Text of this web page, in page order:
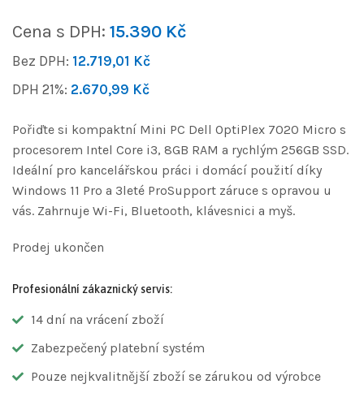
Cena s DPH: 15.390 Kč
Bez DPH: 12.719,01 Kč
DPH 21%: 2.670,99 Kč
Pořiďte si kompaktní Mini PC Dell OptiPlex 7020 Micro s
procesorem Intel Core i3, 8GB RAM a rychlým 256GB SSD.
Ideální pro kancelářskou práci i domácí použití díky
Windows 11 Pro a 3leté ProSupport záruce s opravou u
vás. Zahrnuje Wi-Fi, Bluetooth, klávesnici a myš.
Prodej ukončen
Profesionální zákaznický servis:
14 dní na vrácení zboží
Zabezpečený platební systém
Pouze nejkvalitnější zboží se zárukou od výrobce